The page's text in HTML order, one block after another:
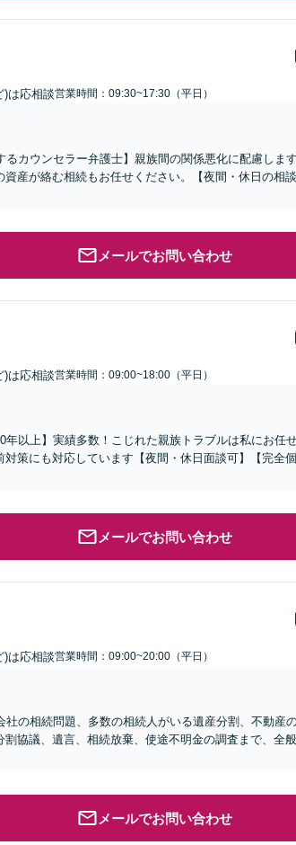
)は応相談営業時間：09:30~17:30（平日）
るカウンセラー弁護士】親族間の関係悪化に配慮しま
産が絡む相続もお任せください。【夜間・休日の相談
メールでお問い合わせ
)は応相談営業時間：09:00~18:00（平日）
以上】実績多数！こじれた親族トラブルは私にお任
策にも対応しています【夜間・休日面談可】【完全
メールでお問い合わせ
)は応相談営業時間：09:00~20:00（平日）
社の相続問題、多数の相続人がいる遺産分割、不動産
協議、遺言、相続放棄、使途不明金の調査まで、全
メールでお問い合わせ